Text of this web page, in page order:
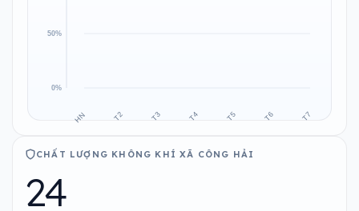
CHẤT LƯỢNG KHÔNG KHÍ XÃ CÔNG HẢI
24